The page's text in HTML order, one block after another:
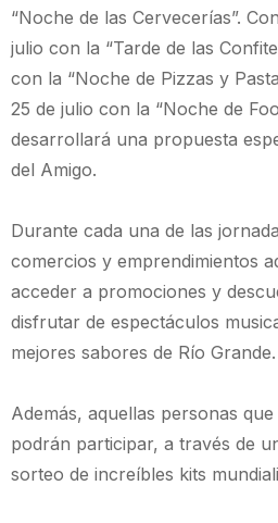
“Noche de las Cervecerías”.
julio con la “Tarde de las
con la “Noche de Pizzas y
25 de julio con la “Noche de
desarrollará una propuesta
del Amigo.
Durante cada una de las
comercios y emprendimientos
acceder a promociones y
disfrutar de espectáculos
mejores sabores de Río Grande.
Además, aquellas personas
podrán participar, a través de
sorteo de increíbles kits